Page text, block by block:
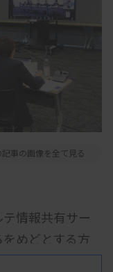
記事の画像を全て見る
情報共有サー
めどとする方
いるモデル事業